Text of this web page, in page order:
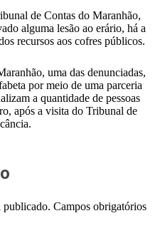
de Contas do Maranhão,
alguma lesão ao erário, há a
recursos aos cofres públicos.
uma das denunciadas,
por meio de uma parceria
a quantidade de pessoas
após a visita do Tribunal de
publicado. Campos obrigatórios